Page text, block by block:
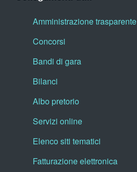
Amministrazione trasparente
Concorsi
Bandi di gara
Bilanci
Albo pretorio
Servizi online
Elenco siti tematici
Fatturazione elettronica